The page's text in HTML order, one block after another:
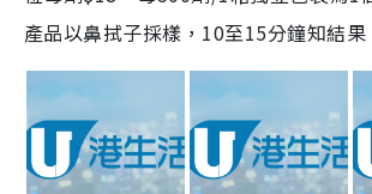
產品以鼻拭子採樣，10至15分鐘知結果